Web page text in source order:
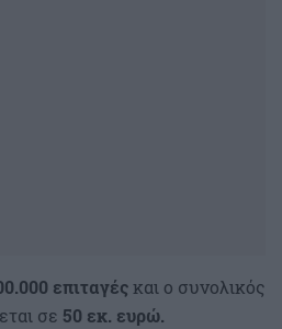
επιταγέςκαι ο συνολικός
σε 50 εκ. ευρώ.